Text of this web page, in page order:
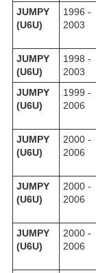
JUMPY
(U6U)
1996 -
2003
JUMPY
(U6U)
1998 -
2003
JUMPY
(U6U)
1999 -
2006
JUMPY
(U6U)
2000 -
2006
JUMPY
(U6U)
2000 -
2006
JUMPY
(U6U)
2000 -
2006